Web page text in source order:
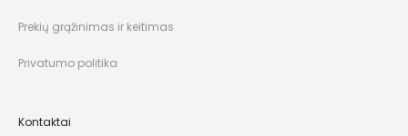
Prekių grąžinimas ir keitimas
Privatumo politika
Kontaktai